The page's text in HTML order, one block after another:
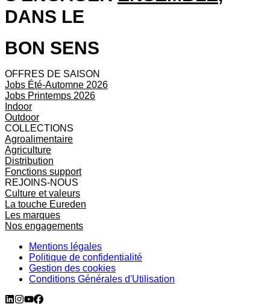
DANS LE
BON SENS
OFFRES DE SAISON
Jobs Été-Automne 2026
Jobs Printemps 2026
Indoor
Outdoor
COLLECTIONS
Agroalimentaire
Agriculture
Distribution
Fonctions support
REJOINS-NOUS
Culture et valeurs
La touche Eureden
Les marques
Nos engagements
Mentions légales
Politique de confidentialité
Gestion des cookies
Conditions Générales d'Utilisation